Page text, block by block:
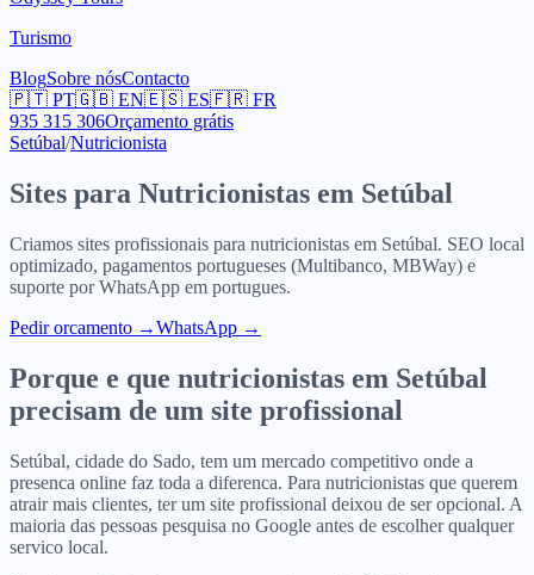
Turismo
BlogSobre nósContacto
🇵🇹 PT🇬🇧 EN🇪🇸 ES🇫🇷 FR
935 315 306Orçamento grátis
Setúbal/Nutricionista
Sites para Nutricionistas em Setúbal
Criamos sites profissionais para nutricionistas em Setúbal. SEO local
optimizado, pagamentos portugueses (Multibanco, MBWay) e
suporte por WhatsApp em portugues.
Pedir orcamento →WhatsApp →
Porque e que nutricionistas em Setúbal
precisam de um site profissional
Setúbal, cidade do Sado, tem um mercado competitivo onde a
presenca online faz toda a diferenca. Para nutricionistas que querem
atrair mais clientes, ter um site profissional deixou de ser opcional. A
maioria das pessoas pesquisa no Google antes de escolher qualquer
servico local.